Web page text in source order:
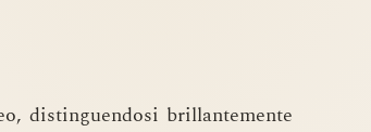
distinguendosi brillantemente